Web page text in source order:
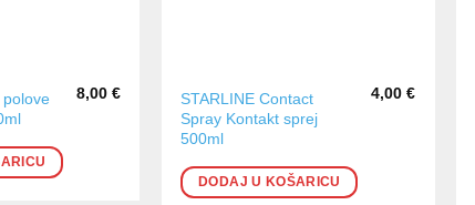
8,00€
STARLINE Contact
Spray Kontakt sprej
500ml
4,00€
DODAJ U KOŠARICU